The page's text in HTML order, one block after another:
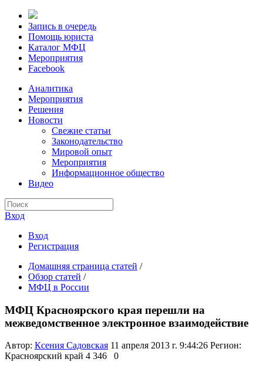
Запись в очередь
Помощь юриста
Каталог МФЦ
Мероприятия
Facebook
Аналитика
Мероприятия
Решения
Новости
Свежие статьи
Законодательство
Мировой опыт
Мероприятия
Информационное общество
Видео
Вход
Вход
Регистрация
Домашняя страница статей /
Обзор статей /
МФЦ в России
МФЦ Красноярского края перешли на
межведомственное электронное взаимодействие
Автор: Ксения Садовская 11 апреля 2013 г. 9:44:26 Регион:
Красноярский край 4 346 0